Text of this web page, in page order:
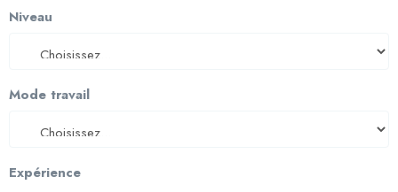
Niveau
Mode travail
Expérience